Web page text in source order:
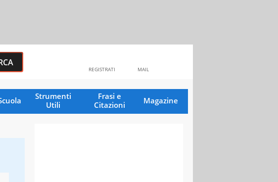
MAIL
REGISTRATI
Strumenti
Utili
Frasi e
Citazioni
Magazine